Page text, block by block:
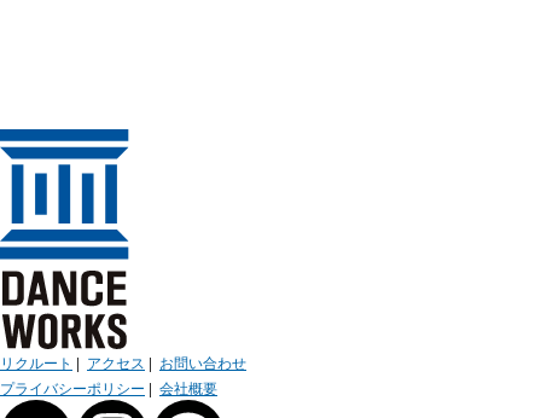
リクルート | アクセス | お問い合わせ
プライバシーポリシー | 会社概要